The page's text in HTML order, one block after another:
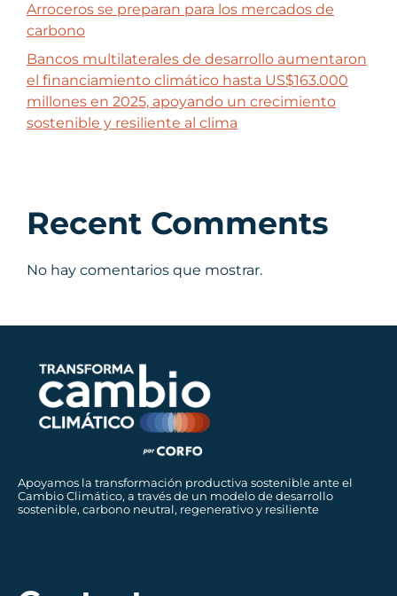
Arroceros se preparan para los mercados de
carbono
Bancos multilaterales de desarrollo aumentaron
el financiamiento climático hasta US$163.000
millones en 2025, apoyando un crecimiento
sostenible y resiliente al clima
Recent Comments
No hay comentarios que mostrar.
Apoyamos la transformación productiva sostenible ante el
Cambio Climático, a través de un modelo de desarrollo
sostenible, carbono neutral, regenerativo y resiliente